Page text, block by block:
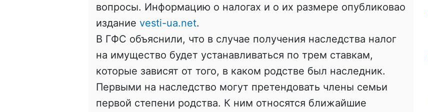
вопросы. Информацию о налогах и о их размере опубликовао
издание vesti-ua.net.
В ГФС объяснили, что в случае получения наследства налог
на имущество будет устанавливаться по трем ставкам,
которые зависят от того, в каком родстве был наследник.
Первыми на наследство могут претендовать члены семьи
первой степени родства. К ним относятся ближайшие